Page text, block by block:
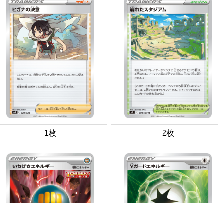
1枚 2枚